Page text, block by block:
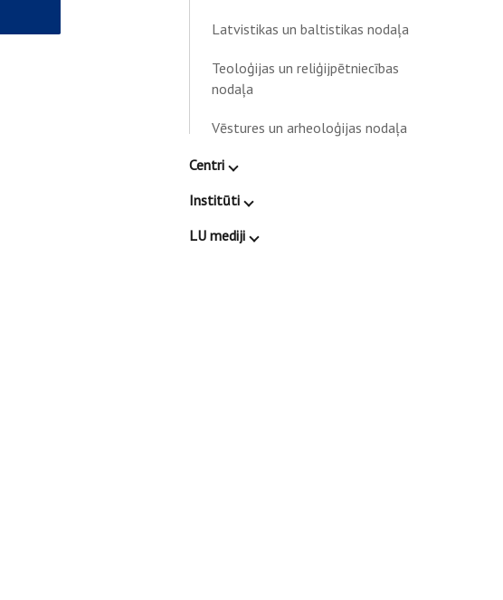
Latvistikas un baltistikas nodaļa
Teoloģijas un reliģijpētniecības
nodaļa
Vēstures un arheoloģijas nodaļa
Centri
Institūti
LU mediji